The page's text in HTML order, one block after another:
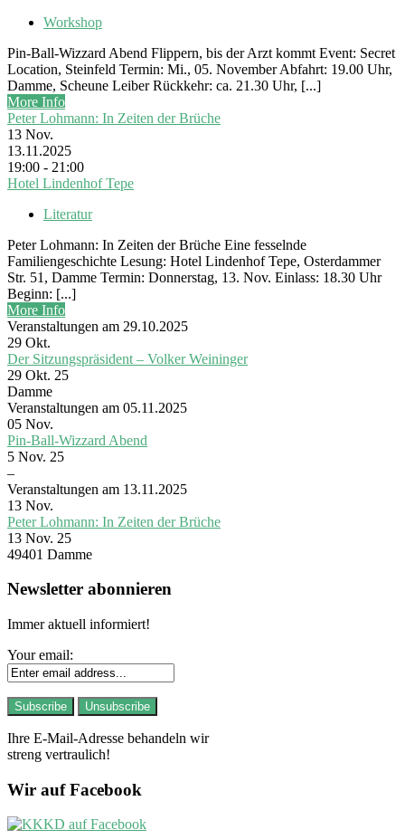
Workshop
Pin-Ball-Wizzard Abend Flippern, bis der Arzt kommt Event: Secret
Location, Steinfeld Termin: Mi., 05. November Abfahrt: 19.00 Uhr,
Damme, Scheune Leiber Rückkehr: ca. 21.30 Uhr, [...]
More Info
Peter Lohmann: In Zeiten der Brüche
13 Nov.
13.11.2025
19:00 - 21:00
Hotel Lindenhof Tepe
Literatur
Peter Lohmann: In Zeiten der Brüche Eine fesselnde
Familiengeschichte Lesung: Hotel Lindenhof Tepe, Osterdammer
Str. 51, Damme Termin: Donnerstag, 13. Nov. Einlass: 18.30 Uhr
Beginn: [...]
More Info
Veranstaltungen am 29.10.2025
29 Okt.
Der Sitzungspräsident – Volker Weininger
29 Okt. 25
Damme
Veranstaltungen am 05.11.2025
05 Nov.
Pin-Ball-Wizzard Abend
5 Nov. 25
–
Veranstaltungen am 13.11.2025
13 Nov.
Peter Lohmann: In Zeiten der Brüche
13 Nov. 25
49401 Damme
Newsletter abonnieren
Immer aktuell informiert!
Your email:
Ihre E-Mail-Adresse behandeln wir
streng vertraulich!
Wir auf Facebook